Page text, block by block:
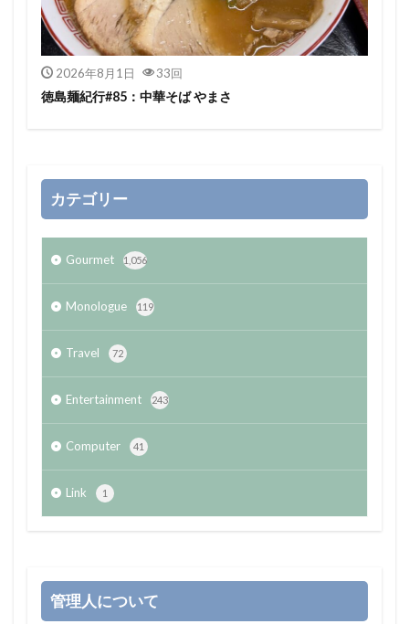
2026年8月1日 33回
徳島麺紀行#85：中華そば やまさ
カテゴリー
Gourmet 1,056
Monologue 119
Travel 72
Entertainment 243
Computer 41
Link 1
管理人について